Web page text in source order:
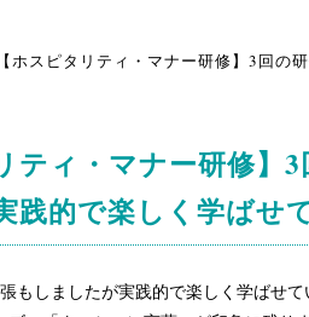
ホスピタリティ・マナー研修】3回の
ティ・マナー研修】
践的で楽しく学ばせ
もしましたが実践的で楽しく学ばせて